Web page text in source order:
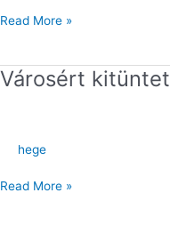
Read More »
Városért
hege
Városért
Read More »